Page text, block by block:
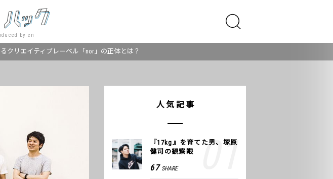
by en
クリエイティブレーベル「nor」の正体とは？
人気記事
『17kg』を育てた男、塚原
健司の観察眼
67 SHARE